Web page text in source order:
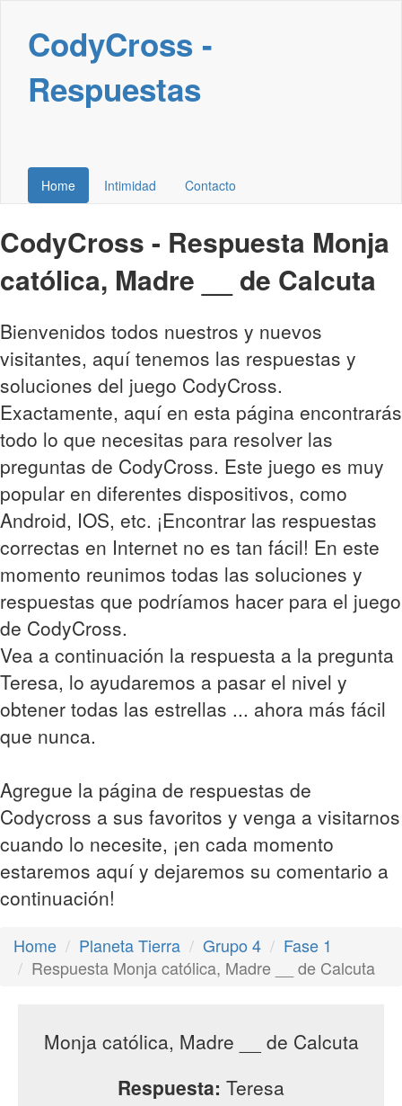
CodyCross -
Respuestas
Home Intimidad Contacto
CodyCross - Respuesta Monja
católica, Madre __ de Calcuta
Bienvenidos todos nuestros y nuevos
visitantes, aquí tenemos las respuestas y
soluciones del juego CodyCross.
Exactamente, aquí en esta página encontrarás
todo lo que necesitas para resolver las
preguntas de CodyCross. Este juego es muy
popular en diferentes dispositivos, como
Android, IOS, etc. ¡Encontrar las respuestas
correctas en Internet no es tan fácil! En este
momento reunimos todas las soluciones y
respuestas que podríamos hacer para el juego
de CodyCross.
Vea a continuación la respuesta a la pregunta
Teresa, lo ayudaremos a pasar el nivel y
obtener todas las estrellas ... ahora más fácil
que nunca.
Agregue la página de respuestas de
Codycross a sus favoritos y venga a visitarnos
cuando lo necesite, ¡en cada momento
estaremos aquí y dejaremos su comentario a
continuación!
Home Planeta Tierra Grupo 4
Fase 1
Respuesta Monja católica, Madre __ de Calcuta
Monja católica, Madre __ de Calcuta
Respuesta: Teresa